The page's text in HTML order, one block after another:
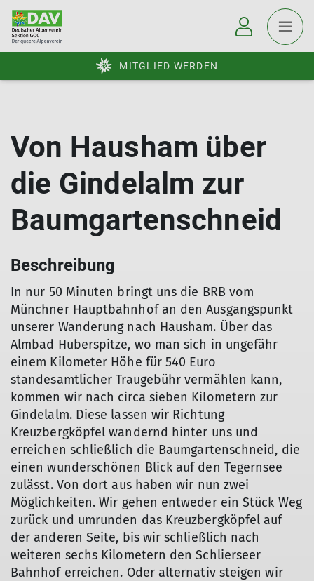
MITGLIED WERDEN
Von Hausham über
die Gindelalm zur
Baumgartenschneid
Beschreibung
In nur 50 Minuten bringt uns die BRB vom
Münchner Hauptbahnhof an den Ausgangspunkt
unserer Wanderung nach Hausham. Über das
Almbad Huberspitze, wo man sich in ungefähr
einem Kilometer Höhe für 540 Euro
standesamtlicher Traugebühr vermählen kann,
kommen wir nach circa sieben Kilometern zur
Gindelalm. Diese lassen wir Richtung
Kreuzbergköpfel wandernd hinter uns und
erreichen schließlich die Baumgartenschneid, die
einen wunderschönen Blick auf den Tegernsee
zulässt. Von dort aus haben wir nun zwei
Möglichkeiten. Wir gehen entweder ein Stück Weg
zurück und umrunden das Kreuzbergköpfel auf
der anderen Seite, bis wir schließlich nach
weiteren sechs Kilometern den Schlierseer
Bahnhof erreichen. Oder alternativ steigen wir